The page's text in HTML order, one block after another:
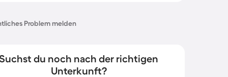
Problem melden
du noch nach der richtigen
Unterkunft?